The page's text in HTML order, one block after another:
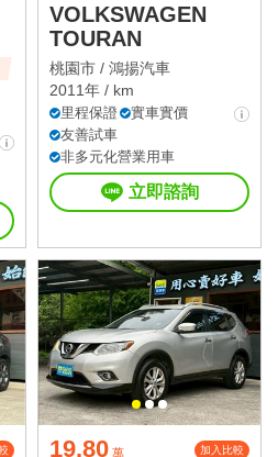
VOLKSWAGEN
TOURAN
桃園市 / 鴻揚汽車
2011年 / km
里程保證
實車實價
友善試車
非多元化營業用車
立即諮詢
19.80 萬 加入比較